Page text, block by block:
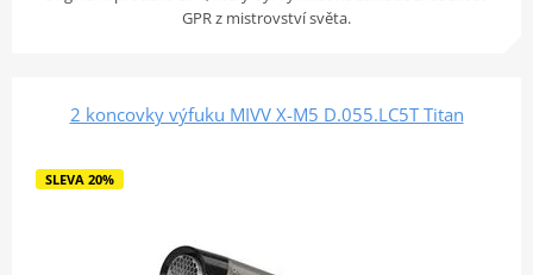
GPR z mistrovství světa.
2 koncovky výfuku MIVV X-M5 D.055.LC5T Titan
SLEVA 20%